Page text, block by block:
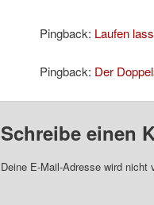
Pingback: Laufen
Pingback: Der
Schreibe einen
Deine E-Mail-Adresse wird nicht